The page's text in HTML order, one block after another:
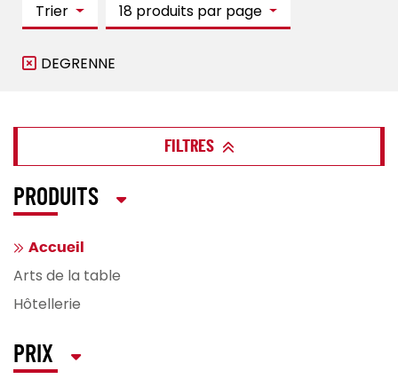
Trier 18 produits par page
DEGRENNE
FILTRES
PRODUITS
Accueil
Arts de la table
Hôtellerie
PRIX